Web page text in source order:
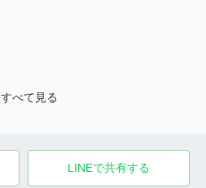
すべて見る
LINEで共有する